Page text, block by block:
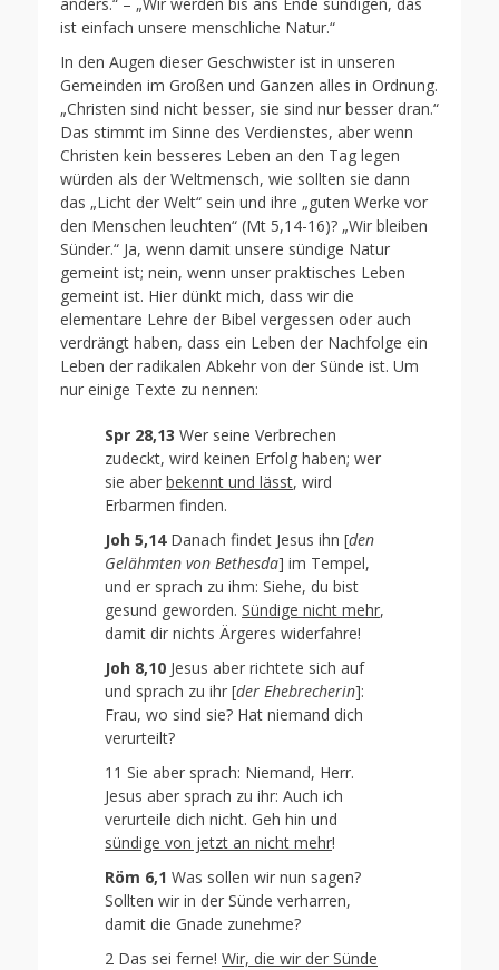
ist einfach unsere menschliche Natur.“
In den Augen dieser Geschwister ist in unseren
Gemeinden im Großen und Ganzen alles in Ordnung.
„Christen sind nicht besser, sie sind nur besser dran.“
Das stimmt im Sinne des Verdienstes, aber wenn
Christen kein besseres Leben an den Tag legen
würden als der Weltmensch, wie sollten sie dann
das „Licht der Welt“ sein und ihre „guten Werke vor
den Menschen leuchten“ (Mt 5,14-16)? „Wir bleiben
Sünder.“ Ja, wenn damit unsere sündige Natur
gemeint ist; nein, wenn unser praktisches Leben
gemeint ist. Hier dünkt mich, dass wir die
elementare Lehre der Bibel vergessen oder auch
verdrängt haben, dass ein Leben der Nachfolge ein
Leben der radikalen Abkehr von der Sünde ist. Um
nur einige Texte zu nennen:
Spr 28,13 Wer seine Verbrechen
zudeckt, wird keinen Erfolg haben; wer
sie aber bekennt und lässt, wird
Erbarmen finden.
Joh 5,14Danach findet Jesus ihn [den
Gelähmten von Bethesda] im Tempel,
und er sprach zu ihm: Siehe, du bist
gesund geworden. Sündige nicht mehr,
damit dir nichts Ärgeres widerfahre!
Joh 8,10 Jesus aber richtete sich auf
und sprach zu ihr [der Ehebrecherin]:
Frau, wo sind sie? Hat niemand dich
verurteilt?
11 Sie aber sprach: Niemand, Herr.
Jesus aber sprach zu ihr: Auch ich
verurteile dich nicht. Geh hin und
sündige von jetzt an nicht mehr!
Röm 6,1 Was sollen wir nun sagen?
Sollten wir in der Sünde verharren,
damit die Gnade zunehme?
2 Das sei ferne! Wir, die wir der Sünde